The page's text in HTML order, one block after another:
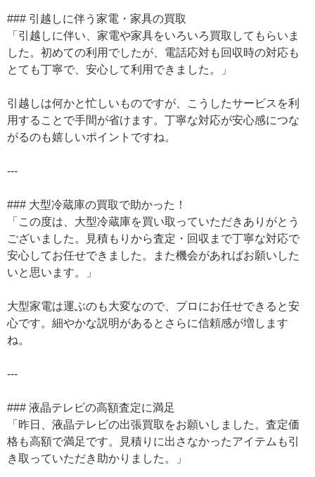
### 引越しに伴う家電・家具の買取
「引越しに伴い、家電や家具をいろいろ買取してもらいま
した。初めての利用でしたが、電話応対も回収時の対応も
とても丁寧で、安心して利用できました。」
引越しは何かと忙しいものですが、こうしたサービスを利
用することで手間が省けます。丁寧な対応が安心感につな
がるのも嬉しいポイントですね。
---
### 大型冷蔵庫の買取で助かった！
「この度は、大型冷蔵庫を買い取っていただきありがとう
ございました。見積もりから査定・回収まで丁寧な対応で
安心してお任せできました。また機会があればお願いした
いと思います。」
大型家電は運ぶのも大変なので、プロにお任せできると安
心です。細やかな説明があるとさらに信頼感が増します
ね。
---
### 液晶テレビの高額査定に満足
「昨日、液晶テレビの出張買取をお願いしました。査定価
格も高額で満足です。見積りに出さなかったアイテムも引
き取っていただき助かりました。」